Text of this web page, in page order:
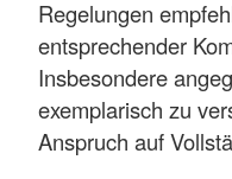
Regelungen
entsprechender
Insbesondere
exemplarisch zu
Anspruch auf